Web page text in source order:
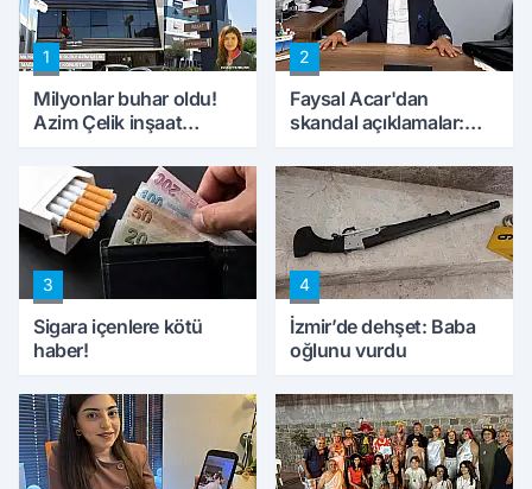
1
Milyonlar buhar oldu!
Azim Çelik inşaat
konuştu
2
Faysal Acar'dan
skandal açıklamalar:
peynircilerimizi de
kıskaca aldı, müdahale
ettik'
3
Sigara içenlere kötü
haber!
4
İzmir’de dehşet: Baba
oğlunu vurdu